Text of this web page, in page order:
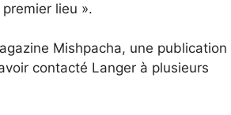
lieu ».
Mishpacha, une publication
contacté Langer à plusieurs